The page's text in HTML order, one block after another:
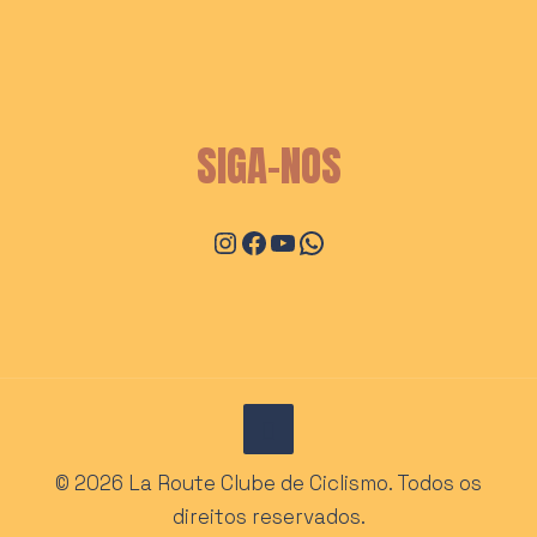
SIGA-NOS
Instagram
Facebook
Youtube
WhatsApp
© 2026 La Route Clube de Ciclismo. Todos os
direitos reservados.